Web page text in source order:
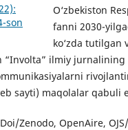
O‘zbekiston
fanni 2030-
ko‘zda tutilgan
“Involta” ilmiy
sayti) maqolalar qabuli
Zenodo, OpenAire,